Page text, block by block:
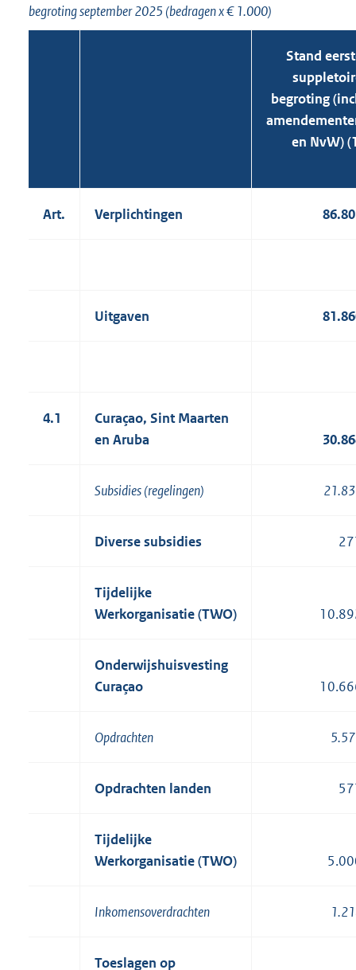
begroting september 2025 (bedragen x € 1.000)
Stand
begroting
en NvW)
Art. Verplichtingen
Uitgaven
4.1
Curaçao, Sint Maarten
en Aruba
Subsidies (regelingen)
Diverse subsidies
Tijdelijke
Werkorganisatie (TWO)
Onderwijshuisvesting
Curaçao
Opdrachten
Opdrachten landen
Tijdelijke
Werkorganisatie (TWO)
Inkomensoverdrachten
Toeslagen op